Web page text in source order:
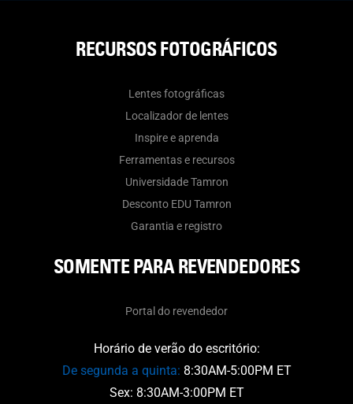
RECURSOS FOTOGRÁFICOS
Lentes fotográficas
Localizador de lentes
Inspire e aprenda
Ferramentas e recursos
Universidade Tamron
Desconto EDU Tamron
Garantia e registro
SOMENTE PARA REVENDEDORES
Portal do revendedor
Horário de verão do escritório:
De segunda a quinta: 8:30AM-5:00PM ET
Sex: 8:30AM-3:00PM ET